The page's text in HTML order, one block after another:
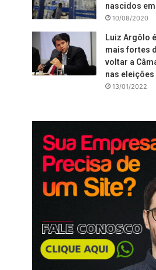
nascidos
10/08/2020
Luiz Argôlo
mais fortes
voltar a
nas eleições
13/01/2022